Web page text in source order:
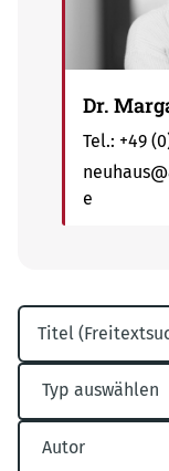
Dr.
Tel.: +49
e
Typ auswählen
5
results
available
Autor
21
results